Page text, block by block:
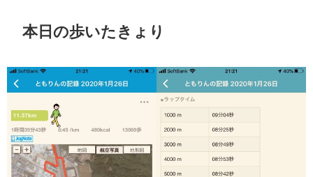
本日の歩いたきょり